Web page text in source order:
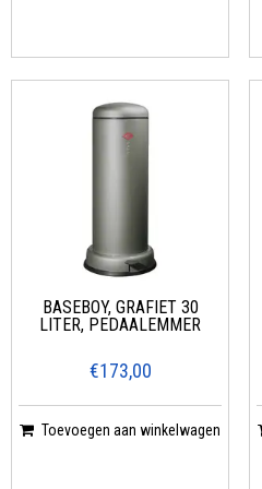
BASEBOY, GRAFIET 30
LITER, PEDAALEMMER
€173,00
Toevoegen aan winkelwagen